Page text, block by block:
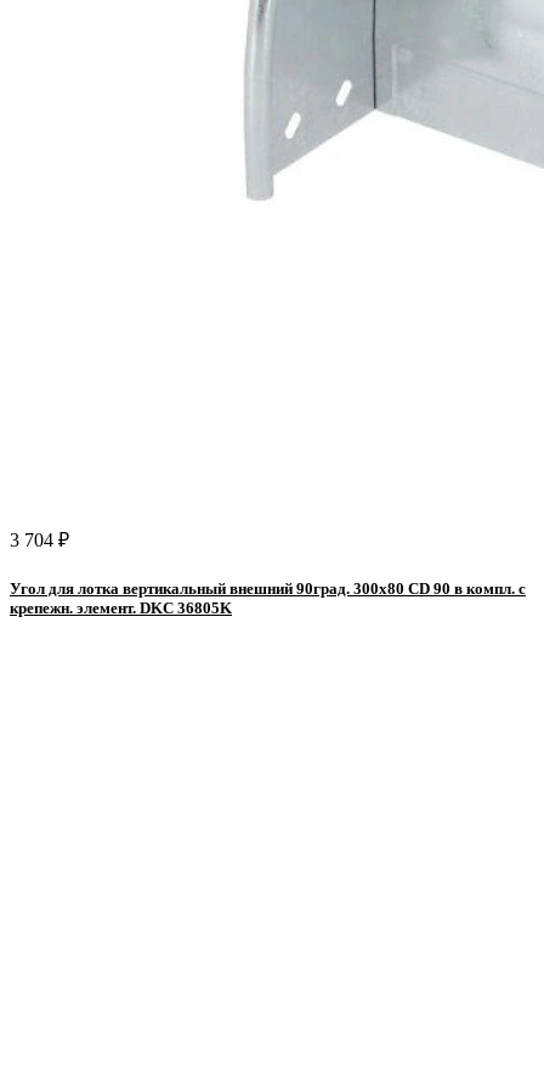
3 704 ₽
Угол для лотка вертикальный внешний 90град. 300х80 CD 90 в компл. с
крепежн. элемент. DKC 36805K